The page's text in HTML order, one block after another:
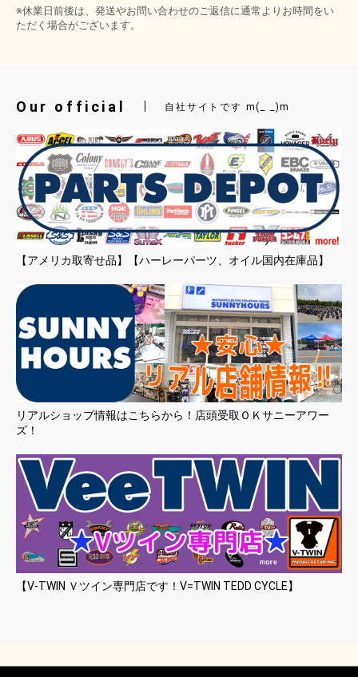
※休業日前後は、発送やお問い合わせのご返信に通常よりお時間をい
ただく場合がございます。
Our official 自社サイトです m(_ _)m
【アメリカ取寄せ品】【ハーレーパーツ、オイル国内在庫品】
リアルショップ情報はこちらから！店頭受取ＯＫサニーアワー
ズ！
【V-TWIN Ｖツイン専門店です！V=TWIN TEDD CYCLE】